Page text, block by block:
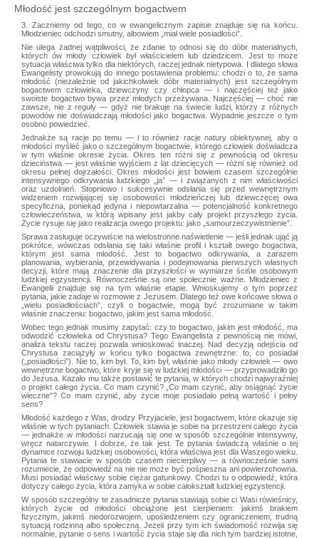
Młodość jest szczególnym bogactwem
3. Zaczniemy od tego, co w ewangelicznym zapisie znajduje się na końcu.
Młodzieniec odchodzi smutny, albowiem „miał wiele posiadłości”.
Nie ulega żadnej wątpliwości, że zdanie to odnosi się do dóbr materialnych,
których ów młody człowiek był właścicielem lub dziedzicem. Jest to może
sytuacja właściwa tylko dla niektórych, raczej jednak nietypowa. I dlatego słowa
Ewangelisty prowokują do innego postawienia problemu: chodzi o to, że sama
młodość (niezależnie od jakichkolwiek dóbr materialnych) jest szczególnym
bogactwem człowieka, dziewczyny czy chłopca — i najczęściej też jako
swoiste bogactwo bywa przez młodych przeżywana. Najczęściej — choć nie
zawsze, nie z reguły — gdyż nie brakuje na świecie ludzi, którzy z różnych
powodów nie doświadczają młodości jako bogactwa. Wypadnie jeszcze o tym
osobno powiedzieć.
Jednakże są racje po temu — i to również racje natury obiektywnej, aby o
młodości myśleć jako o szczególnym bogactwie, którego człowiek doświadcza
w tym właśnie okresie życia. Okres ten różni się z pewnością od okresu
dzieciństwa — jest właśnie wyjściem z lat dziecięcych — różni się również od
okresu pełnej dojrzałości. Okres młodości jest bowiem czasem szczególnie
intensywnego odkrywania ludzkiego „ja” — i związanych z nim właściwości
oraz uzdolnień. Stopniowo i sukcesywnie odsłania się przed wewnętrznym
widzeniem rozwijającej się osobowości młodzieńczej lub dziewczęcej owa
specyficzna, poniekąd jedyna i niepowtarzalna — potencjalność konkretnego
człowieczeństwa, w którą wpisany jest jakby cały projekt przyszłego życia.
Życie rysuje się jako realizacja owego projektu: jako „samourzeczywistnienie”.
Sprawa zasługuje oczywiście na wielostronne naświetlenie — jeśli jednak ująć ją
pokrótce, wówczas odsłania się taki właśnie profil i kształt owego bogactwa,
którym jest sama młodość. Jest to bogactwo odkrywania, a zarazem
planowania, wybierania, przewidywania i podejmowania pierwszych własnych
decyzji, które mają znaczenie dla przyszłości w wymiarze ściśle osobowym
ludzkiej egzystencji. Równocześnie są one społecznie ważne. Młodzieniec z
Ewangelii znajduje się na tym właśnie etapie. Wnioskujemy o tym poprzez
pytania, jakie zadaje w rozmowie z Jezusem. Dlatego też owe końcowe słowa o
„wielu posiadłościach”, czyli o bogactwie, mogą być zrozumiane w takim
właśnie znaczeniu: bogactwo, jakim jest sama młodość.
Wobec tego jednak musimy zapytać: czy to bogactwo, jakim jest młodość, ma
odwodzić człowieka od Chrystusa? Tego Ewangelista z pewnością nie mówi,
analiza tekstu raczej pozwala wnioskować inaczej. Nad decyzją odejścia od
Chrystusa zaciążyły w końcu tylko bogactwa zewnętrzne: to, co posiadał
(„posiadłości”). Nie to, kim był. To, kim był, właśnie jako młody człowiek — owo
wewnętrzne bogactwo, które kryje się w ludzkiej młodości — przyprowadziło go
do Jezusa. Kazało mu także postawić te pytania, w których chodzi najwyraźniej
o projekt całego życia. Co mam czynić? „Co mam czynić, aby osiągnąć życie
wieczne”? Co mam czynić, aby życie moje posiadało pełną wartość i pełny
sens?
Młodość każdego z Was, drodzy Przyjaciele, jest bogactwem, które okazuje się
właśnie w tych pytaniach. Człowiek stawia je sobie na przestrzeni całego życia
— jednakże w młodości narzucają się one w sposób szczególnie intensywny,
wręcz natarczywie. I dobrze, że tak jest. Te pytania świadczą właśnie o tej
dynamice rozwoju ludzkiej osobowości, która właściwa jest dla Waszego wieku.
Pytania te stawiacie w sposób czasem niecierpliwy — a równocześnie sami
rozumiecie, że odpowiedź na nie nie może być pośpieszna ani powierzchowna.
Musi posiadać właściwy sobie ciężar gatunkowy. Chodzi tu o odpowiedź, która
dotyczy całego życia, która zamyka w sobie całokształt ludzkiej egzystencji.
W sposób szczególny te zasadnicze pytania stawiają sobie ci Wasi rówieśnicy,
których życie od młodości obciążone jest cierpieniem: jakimś brakiem
fizycznym, jakimś niedorozwojem, upośledzeniem czy ograniczeniem, trudną
sytuacją rodzinną albo społeczną. Jeżeli przy tym ich świadomość rozwija się
normalnie, pytanie o sens i wartość życia staje się dla nich tym bardziej istotne,